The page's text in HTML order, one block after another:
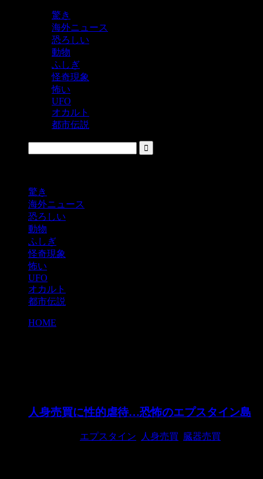
驚き
海外ニュース
恐ろしい
動物
ふしぎ
怪奇現象
怖い
UFO
オカルト
都市伝説
驚き
海外ニュース
恐ろしい
動物
ふしぎ
怪奇現象
怖い
UFO
オカルト
都市伝説
HOME
人身売買に性的虐待…恐怖のエプスタイン島
エプスタイン 人身売買 臓器売買